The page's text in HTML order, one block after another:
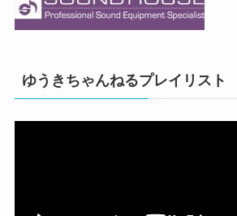
ゆうきちゃんねるプレイリスト